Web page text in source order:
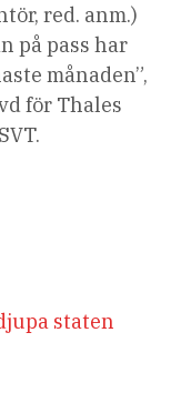
red. anm.)
på pass har
månaden”,
för Thales
staten